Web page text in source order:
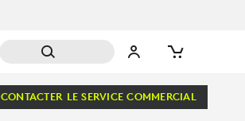
CONTACTER LE SERVICE COMMERCIAL